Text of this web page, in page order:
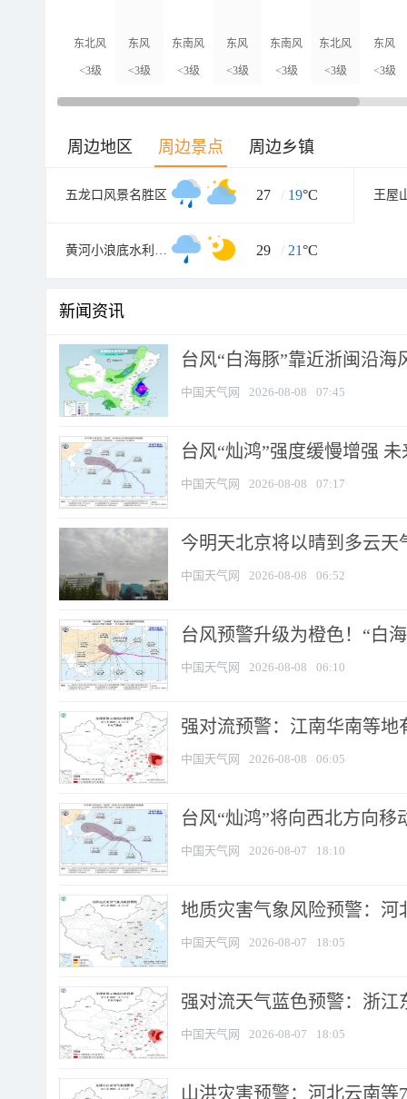
东北风
<3级
东风
<3级
东南风
<3级
东风
<3级
东南风
<3级
东北风
<3级
东风
<3级
周边地区 周边景点 周边乡镇
五龙口风景名胜区 27 / 19°C 王屋
黄河小浪底水利枢纽风景区 29 / 21°C
新闻资讯
台风“白海豚”靠近浙闽沿
中国天气网 2026-08-08 07:45
台风“灿鸿”强度缓慢增强
中国天气网 2026-08-08 07:17
今明天北京将以晴到多云
中国天气网 2026-08-08 06:52
台风预警升级为橙色！“白
中国天气网 2026-08-08 06:10
强对流预警：江南华南等地
中国天气网 2026-08-08 06:05
台风“灿鸿”将向西北方向移
中国天气网 2026-08-07 18:10
地质灾害气象风险预警：河
中国天气网 2026-08-07 18:05
强对流天气蓝色预警：浙江
中国天气网 2026-08-07 18:05
山洪灾害预警：河北云南